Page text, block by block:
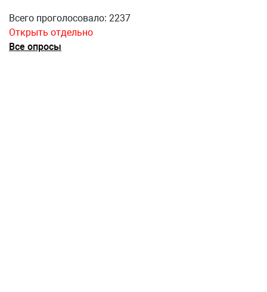
Всего проголосовало: 2237
Открыть отдельно
Все опросы